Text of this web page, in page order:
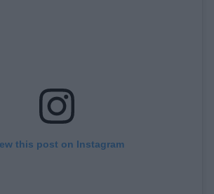
this post on Instagram